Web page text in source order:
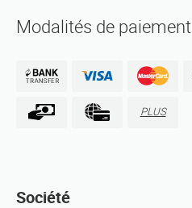
Modalités de paiement
PLUS
Société